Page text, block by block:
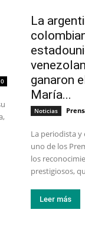
0
La
ganaron
María...
Noticias
La periodista y
uno de los
los
prestigiosos,
Leer más